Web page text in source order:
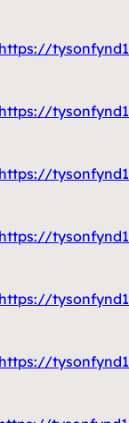
https://tysonfynd11099.madmouseblog.com/3049626/
https://tysonfynd11099.madmouseblog.com/3049627/
https://tysonfynd11099.madmouseblog.com/3049628/
https://tysonfynd11099.madmouseblog.com/3049578/
https://tysonfynd11099.madmouseblog.com/3049579/
https://tysonfynd11099.madmouseblog.com/3049679/